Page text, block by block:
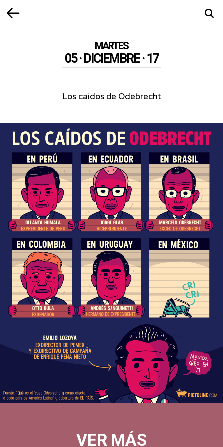
MARTES
05 · DICIEMBRE · 17
Los caídos de Odebrecht
Los
caídos
de
Odebrecht
-
¿Dónde
han
caído
acusados
por
el
caso
Odebrecht?
En
México,
Emilio
Lozoya,
principal
señalado
sigue
sin
proceso
-
Odebrecht
Lavado
VER MÁS